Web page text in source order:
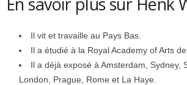
Il vit et travaille au Pays Bas.
Il a étudié à la Royal Academy of Arts de
Il a déjà exposé à Amsterdam, Sydney,
London, Prague, Rome et La Haye.